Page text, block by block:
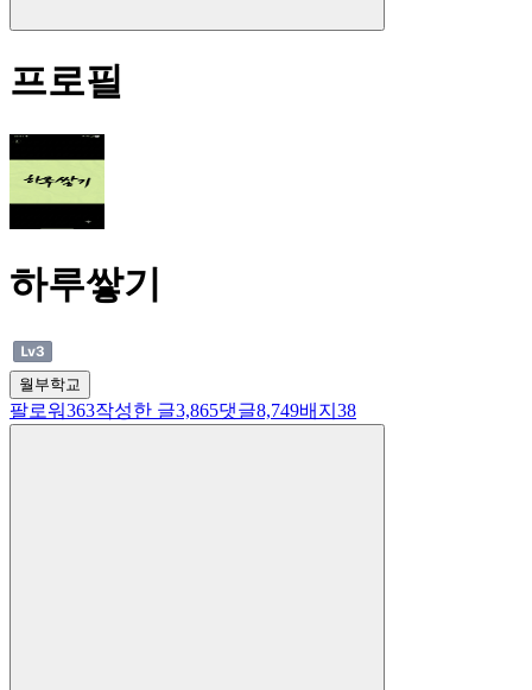
프로필
하루쌓기
월부학교
팔로워363작성한 글3,865댓글8,749배지 38